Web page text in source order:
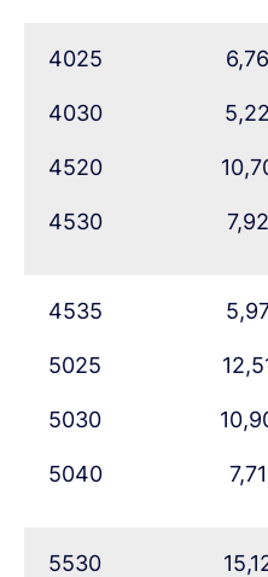
4025
4030
4520
4530
6,76
5,22
7,92
4535
5025
5030
5040 7,71
5530